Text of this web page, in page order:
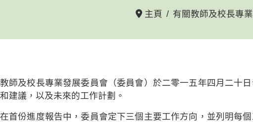
主頁 有關教師及校長專
教師及校長專業發展委員會（委員會）於二零一五年四月二十
和建議，以及未來的工作計劃。
在首份進度報告中，委員會定下三個主要工作方向，並列明每